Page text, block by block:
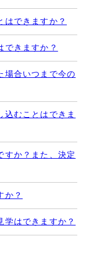
はできますか？
できますか？
場合いつまで今の
込むことはできま
すか？また、決定
か？
学はできますか？